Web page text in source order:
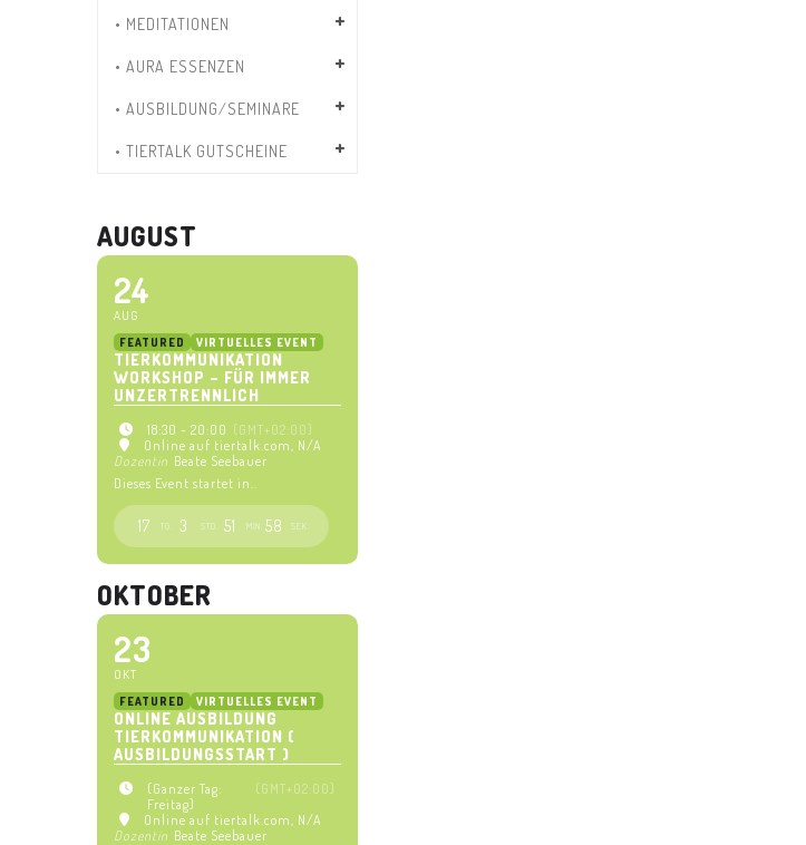
• MEDITATIONEN
• AURA ESSENZEN
• AUSBILDUNG/SEMINARE
• TIERTALK GUTSCHEINE
AUGUST
24
AUG
FEATURED VIRTUELLES EVENT
TIERKOMMUNIKATION
WORKSHOP – FÜR IMMER
UNZERTRENNLICH
18:30 - 20:00 (GMT+02:00)
Online auf tiertalk.com , N/A
Dozentin Beate Seebauer
Dieses Event startet in..
17 TG. 3 STD. 51 MIN. 57 SEK.
OKTOBER
23
OKT
FEATURED VIRTUELLES EVENT
ONLINE AUSBILDUNG
TIERKOMMUNIKATION (
AUSBILDUNGSSTART )
(Ganzer Tag:
Freitag)
(GMT+02:00)
Online auf tiertalk.com , N/A
Dozentin Beate Seebauer